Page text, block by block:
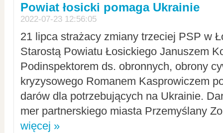
Powiat łosicki pomaga Ukrainie
2022-07-23 12:56:05
21 lipca strażacy zmiany trzeciej PSP w
Starostą Powiatu Łosickiego Januszem
Podinspektorem ds. obronnych, obrony
kryzysowego Romanem Kasprowiczem
darów dla potrzebujących na Ukrainie.
mer partnerskiego miasta Przemyślany
więcej »